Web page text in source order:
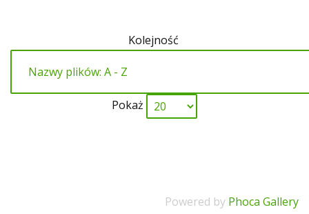
Kolejność
Pokaż
Powered by Phoca Gallery